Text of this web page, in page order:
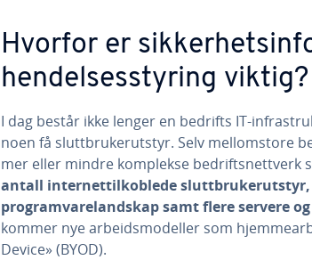
Hvorfor er
hendelsesstyring viktig?
I dag består ikke lenger en bedrifts IT-
noen få sluttbrukerutstyr. Selv mellomstore
mer eller mindre komplekse bedriftsnettverk
antall internettilkoblede sluttbrukerutstyr,
programvarelandskap samt flere servere
kommer nye arbeidsmodeller som
Device» (BYOD).